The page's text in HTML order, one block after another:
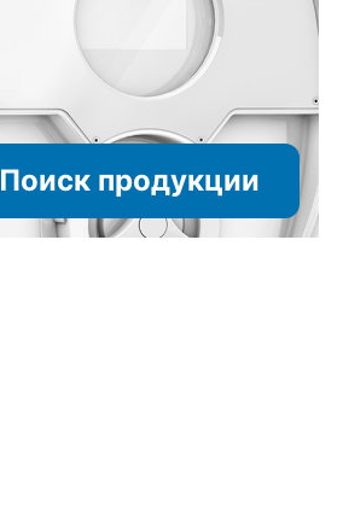
Поиск продукции